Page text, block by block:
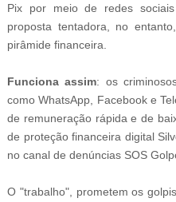
Pix por meio de redes
proposta tentadora, no
pirâmide financeira.
Funciona assim: os
como WhatsApp, Facebook e
de remuneração rápida e de
de proteção financeira digital
no canal de denúncias SOS
O "trabalho", prometem os